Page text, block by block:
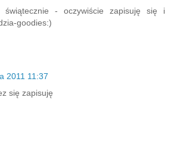
świątecznie - oczywiście zapisuję się i
goodies:)
2011 11:37
się zapisuję